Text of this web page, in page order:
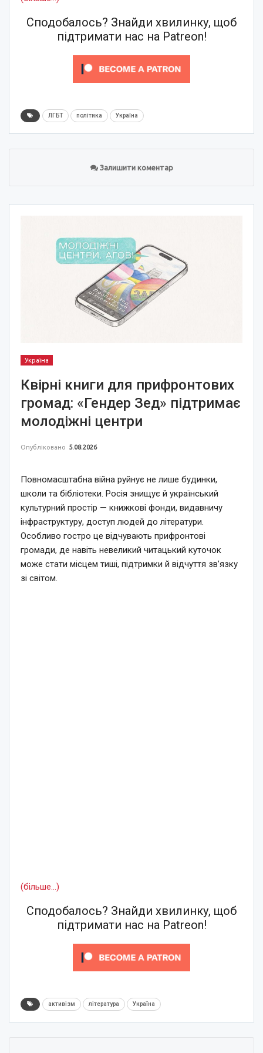
Сподобалось? Знайди хвилинку, щоб
підтримати нас на Patreon!
ЛГБТ політика Україна
Залишити коментар
Україна
Квірні книги для прифронтових
громад: «Гендер Зед» підтримає
молодіжні центри
Опубліковано 5.08.2026
Повномасштабна війна руйнує не лише будинки,
школи та бібліотеки. Росія знищує й український
культурний простір — книжкові фонди, видавничу
інфраструктуру, доступ людей до літератури.
Особливо гостро це відчувають прифронтові
громади, де навіть невеликий читацький куточок
може стати місцем тиші, підтримки й відчуття зв’язку
зі світом.
(більше…)
Сподобалось? Знайди хвилинку, щоб
підтримати нас на Patreon!
активізм література Україна